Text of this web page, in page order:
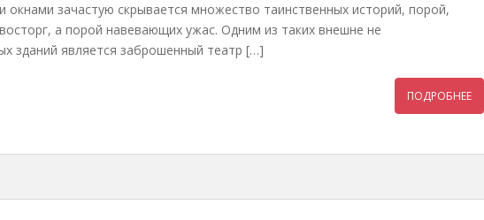
окнами зачастую скрывается множество таинственных историй, порой,
а порой навевающих ужас. Одним из таких внешне не
зданий является заброшенный театр […]
ПОДРОБНЕЕ